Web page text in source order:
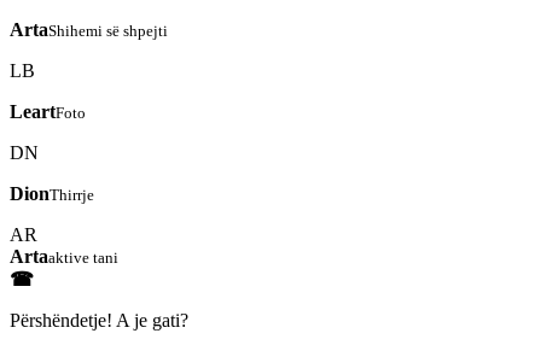
ArtaShihemi së shpejti
LB
LeartFoto
DN
DionThirrje
AR
Artaaktive tani
☎
Përshëndetje! A je gati?